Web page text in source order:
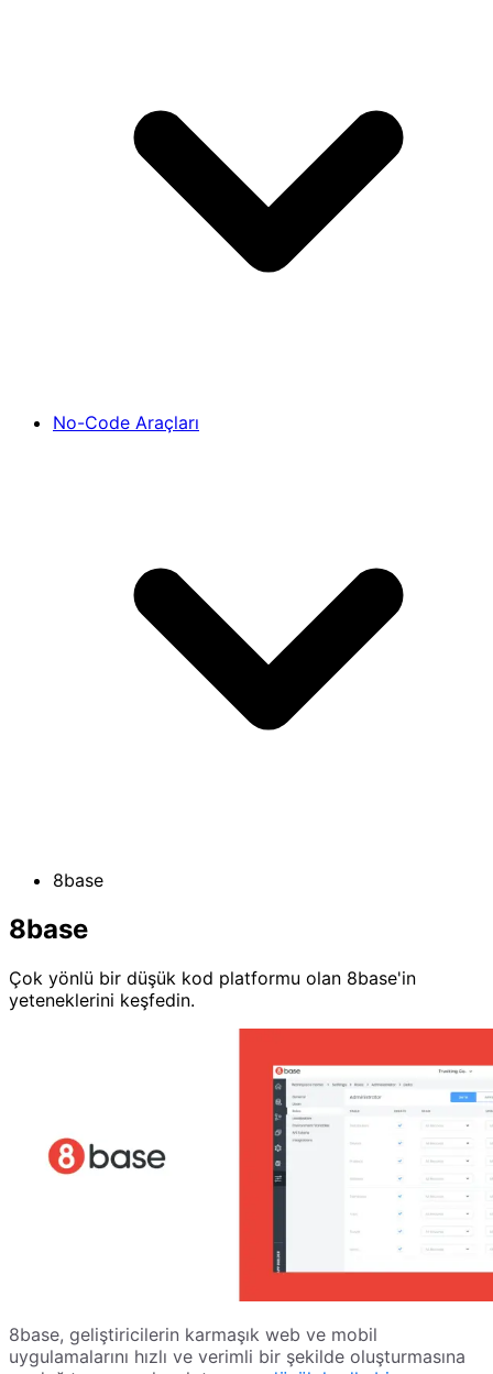
No-Code Araçları
8base
8base
Çok yönlü bir düşük kod platformu olan 8base'in
yeteneklerini keşfedin.
8base, geliştiricilerin karmaşık web ve mobil
uygulamalarını hızlı ve verimli bir şekilde oluşturmasına